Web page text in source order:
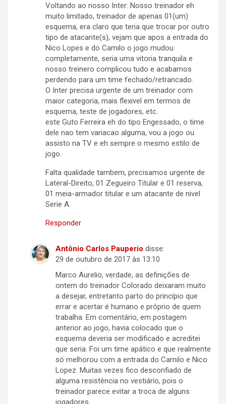
Voltando ao nosso Inter: Nosso treinador eh
muito limitado, treinador de apenas 01(um)
esquema, era claro que teria que trocar por outro
tipo de atacante(s), vejam que apos a entrada do
Nico Lopes e do Camilo o jogo mudou
completamente, seria uma vitoria tranquila e
nosso treinero complicou tudo e acabamos
perdendo para um time fechado/retrancado.
O Inter precisa urgente de um treinador com
maior categoria, mais flexivel em termos de
esquema, teste de jogadores, etc.
este Guto Ferreira eh do tipo Engessado, o time
dele nao tem variacao alguma, vou a jogo ou
assisto na TV e eh sempre o mesmo estilo de
jogo.
Falta qualidade tambem, precisamos urgente de
Lateral-Direito, 01 Zegueiro Titular e 01 reserva,
01 meia-armador titular e um atacante de nivel
Serie A.
Responder
Antônio Carlos Pauperio disse:
29 de outubro de 2017 às 13:10
Marco Aurelio, verdade, as definições de
ontem do treinador Colorado deixaram muito
a desejar, entretanto parto do princípio que
errar e acertar é humano e próprio de quem
trabalha. Em comentário, em postagem
anterior ao jogo, havia colocado que o
esquema deveria ser modificado e acreditei
que seria. Foi um time apático e que realmente
só melhorou com a entrada do Camilo e Nico
Lopez. Muitas vezes fico desconfiado de
alguma resistência no vestiário, pois o
treinador parece evitar a troca de alguns
jogadores.